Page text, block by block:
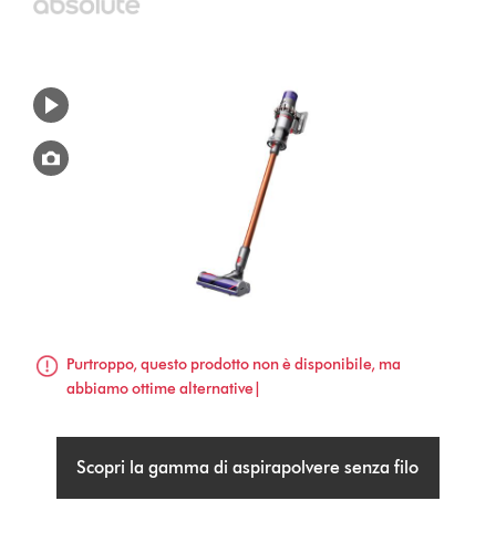
Purtroppo, questo prodotto non è disponibile, ma
abbiamo ottime alternative|
Scopri la gamma di aspirapolvere senza filo